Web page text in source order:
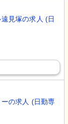
見塚の求人 (日
の求人 (日勤専